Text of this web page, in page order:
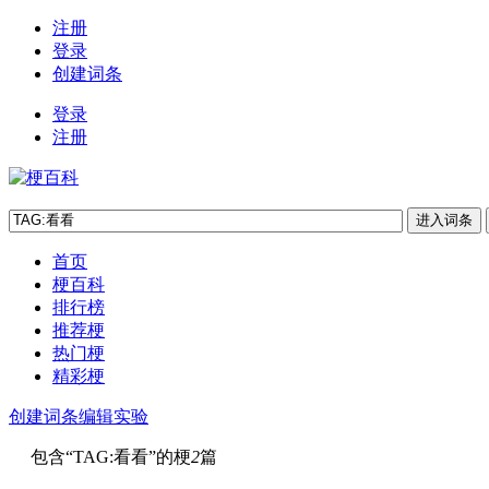
注册
登录
创建词条
登录
注册
首页
梗百科
排行榜
推荐梗
热门梗
精彩梗
创建词条编辑实验
包含“TAG:看看”的梗2篇